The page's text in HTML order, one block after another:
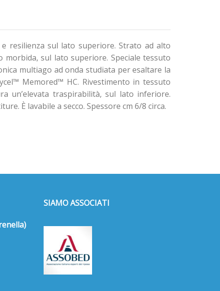
resilienza sul lato superiore. Strato ad alto
sul lato superiore. Speciale tessuto
multiago ad onda studiata per esaltare la
Memored™ HC. Rivestimento in tessuto
un’elevata traspirabilità, sul lato inferiore.
È lavabile a secco. Spessore cm 6/8 circa.
SIAMO ASSOCIATI